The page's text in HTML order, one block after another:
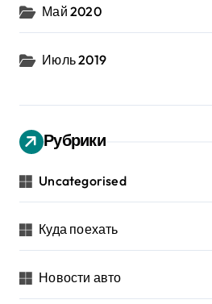
Май 2020
Июль 2019
Рубрики
Uncategorised
Куда поехать
Новости авто